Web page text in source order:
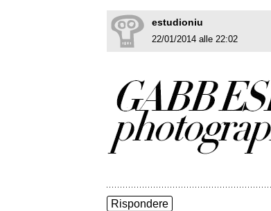
estudioniu
22/01/2014 alle 22:02
Rispondere